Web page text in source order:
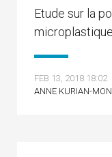
Etude sur la
FEB 13, 2018 18:02
ANNE KURIAN-